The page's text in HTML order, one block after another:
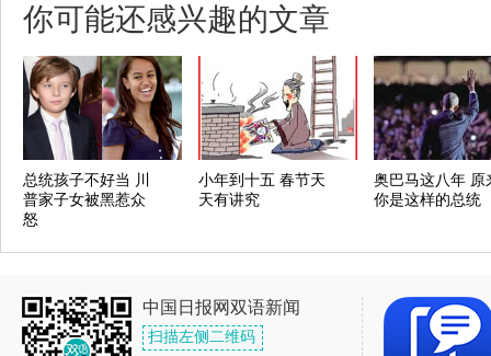
你可能还感兴趣的文章
总统孩子不好当 川
普家子女被黑惹众
怒
小年到十五 春节天
天有讲究
奥巴马这八年 原
你是这样的总统
中国日报网双语新闻
扫描左侧二维码